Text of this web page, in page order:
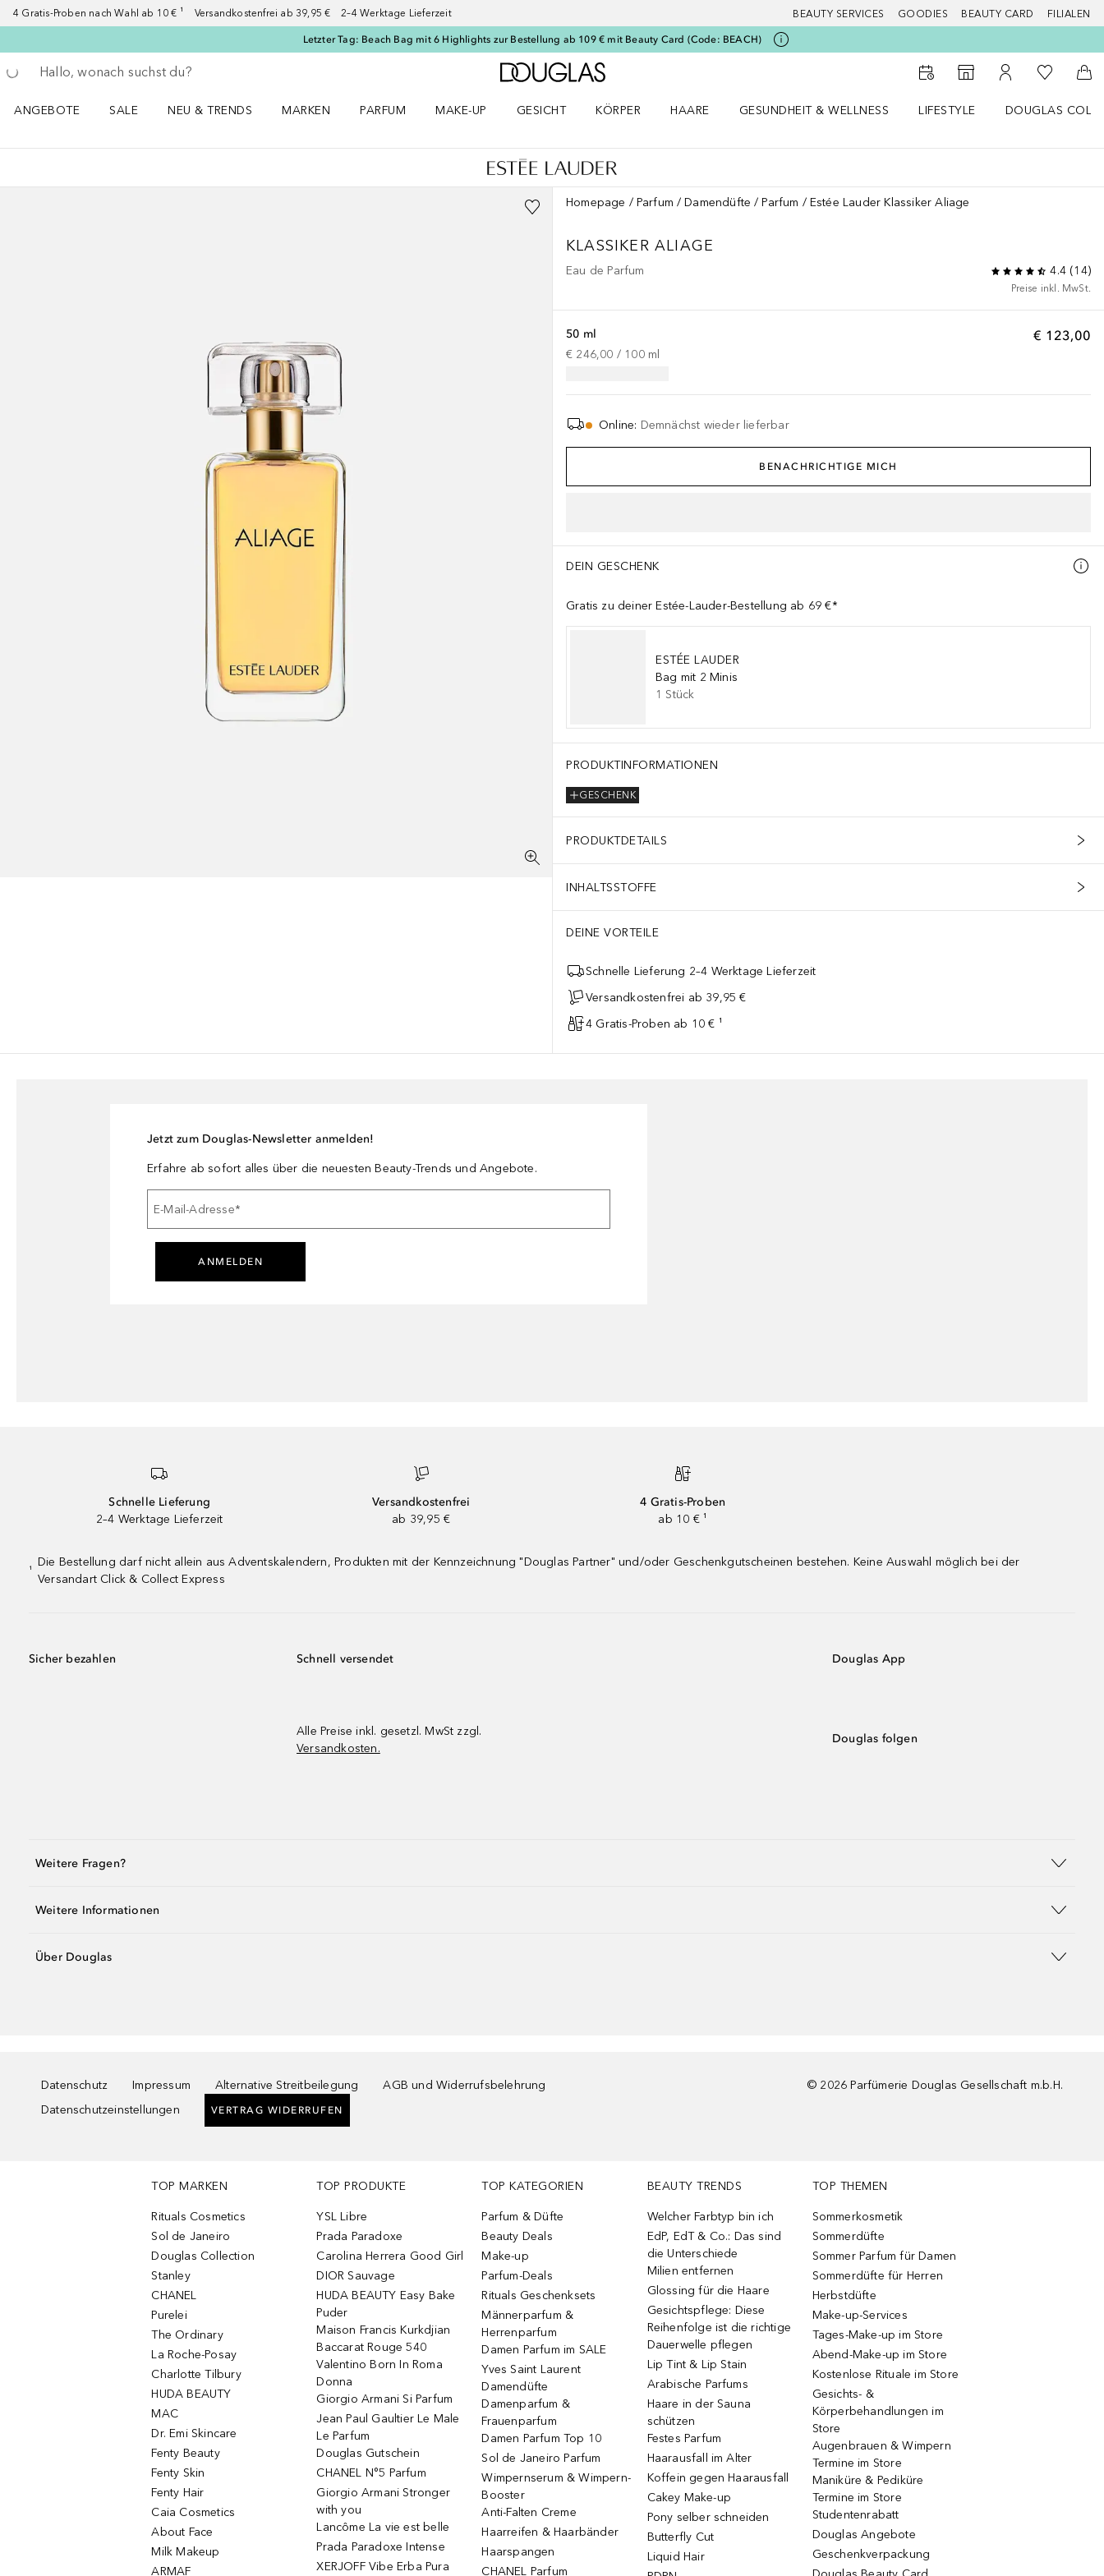
4 Gratis-Proben nach Wahl ab 10 € ¹ Versandkostenfrei ab 39,95 € 2–4 Werktage Lieferzeit BEAUTY SERVICES GOODIES BEAUTY CARD FILIALEN
Letzter Tag: Beach Bag mit 6 Highlights zur Bestellung ab 109 € mit Beauty Card (Code: BEACH)
Gehe zurück
Suche ausführen
Zur Douglas Startseite
Zum Storefinder
Zu Meinem
Zu Meiner
ANGEBOTE
SALE
NEU & TRENDS
MARKEN
PARFUM
MAKE-UP
GESICHT
KÖRPER
HAARE
GESUNDHEIT & WELLNESS
LIFESTYLE
DOUGLAS
Homepage Parfum Damendüfte Parfum Estée Lauder Klassiker Aliage
KLASSIKER ALIAGE
Eau de Parfum 4.4(14)
Preise inkl. MwSt.
€ 123,00
50 ml
€ 246,00 / 100 ml
Online: Demnächst wieder lieferbar
BENACHRICHTIGE MICH
DEIN GESCHENK
Gratis zu deiner Estée-Lauder-Bestellung ab 69 €*
ESTÉE LAUDER
Bag mit 2 Minis
1 Stück
PRODUKTINFORMATIONEN
GESCHENK
PRODUKTDETAILS
INHALTSSTOFFE
DEINE VORTEILE
Schnelle Lieferung 2–4 Werktage Lieferzeit
Versandkostenfrei ab 39,95 €
4 Gratis-Proben ab 10 € ¹
Jetzt zum Douglas-Newsletter anmelden!
Erfahre ab sofort alles über die neuesten Beauty-Trends und Angebote.
E-Mail-Adresse*
ANMELDEN
Schnelle Lieferung
2–4 Werktage Lieferzeit
Versandkostenfrei
ab 39,95 €
4 Gratis-Proben
ab 10 € ¹
¹
Die Bestellung darf nicht allein aus Adventskalendern, Produkten mit der Kennzeichnung "Douglas Partner" und/oder Geschenkgutscheinen bestehen. Keine Auswahl möglich bei der
Versandart Click & Collect Express
Sicher bezahlen Schnell versendet
Alle Preise inkl. gesetzl. MwSt zzgl.
Versandkosten.
Douglas App
Douglas folgen
Weitere Fragen?
Weitere Informationen
Über Douglas
Datenschutz Impressum Alternative Streitbeilegung
AGB und Widerrufsbelehrung
Datenschutzeinstellungen
VERTRAG WIDERRUFEN
© 2026 Parfümerie Douglas Gesellschaft m.b.H.
TOP MARKEN
Rituals Cosmetics
Sol de Janeiro
Douglas Collection
Stanley
CHANEL
Purelei
The Ordinary
La Roche-Posay
Charlotte Tilbury
HUDA BEAUTY
MAC
Dr. Emi Skincare
Fenty Beauty
Fenty Skin
Fenty Hair
Caia Cosmetics
About Face
Milk Makeup
ARMAF
TOP PRODUKTE
YSL Libre
Prada Paradoxe
Carolina Herrera Good Girl
DIOR Sauvage
HUDA BEAUTY Easy Bake
Puder
Maison Francis Kurkdjian
Baccarat Rouge 540
Valentino Born In Roma
Donna
Giorgio Armani Si Parfum
Jean Paul Gaultier Le Male
Le Parfum
Douglas Gutschein
CHANEL N°5 Parfum
Giorgio Armani Stronger
with you
Lancôme La vie est belle
Prada Paradoxe Intense
XERJOFF Vibe Erba Pura
TOP KATEGORIEN
Parfum & Düfte
Beauty Deals
Make-up
Parfum-Deals
Rituals Geschenksets
Männerparfum &
Herrenparfum
Damen Parfum im SALE
Yves Saint Laurent
Damendüfte
Damenparfum &
Frauenparfum
Damen Parfum Top 10
Sol de Janeiro Parfum
Wimpernserum & Wimpern-
Booster
Anti-Falten Creme
Haarreifen & Haarbänder
Haarspangen
CHANEL Parfum
BEAUTY TRENDS
Welcher Farbtyp bin ich
EdP, EdT & Co.: Das sind
die Unterschiede
Milien entfernen
Glossing für die Haare
Gesichtspflege: Diese
Reihenfolge ist die richtige
Dauerwelle pflegen
Lip Tint & Lip Stain
Arabische Parfums
Haare in der Sauna
schützen
Festes Parfum
Haarausfall im Alter
Koffein gegen Haarausfall
Cakey Make-up
Pony selber schneiden
Butterfly Cut
Liquid Hair
TOP THEMEN
Sommerkosmetik
Sommerdüfte
Sommer Parfum für Damen
Sommerdüfte für Herren
Herbstdüfte
Make-up-Services
Tages-Make-up im Store
Abend-Make-up im Store
Kostenlose Rituale im Store
Gesichts- &
Körperbehandlungen im
Store
Augenbrauen & Wimpern
Termine im Store
Maniküre & Pediküre
Termine im Store
Studentenrabatt
Douglas Angebote
Geschenkverpackung